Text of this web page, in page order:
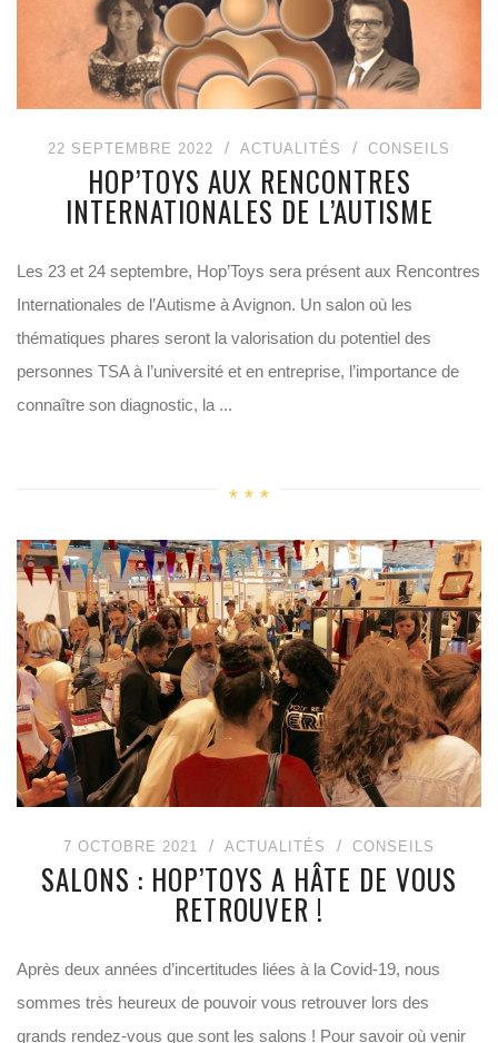
22 SEPTEMBRE 2022 ACTUALITÉS CONSEILS
HOP’TOYS AUX RENCONTRES
INTERNATIONALES DE L’AUTISME
Les 23 et 24 septembre, Hop’Toys sera présent aux Rencontres
Internationales de l’Autisme à Avignon. Un salon où les
thématiques phares seront la valorisation du potentiel des
personnes TSA à l’université et en entreprise, l’importance de
connaître son diagnostic, la ...
7 OCTOBRE 2021 ACTUALITÉS CONSEILS
SALONS : HOP’TOYS A HÂTE DE VOUS
RETROUVER !
Après deux années d’incertitudes liées à la Covid-19, nous
sommes très heureux de pouvoir vous retrouver lors des
grands rendez-vous que sont les salons ! Pour savoir où venir